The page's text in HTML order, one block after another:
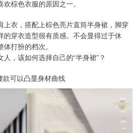
棕色衣服的原因之一。
上衣，搭配上棕色亮片直筒半身裙，脚穿
的穿衣造型很有质感。不会显得过于休
打扮的档次。
，该如何选择自己的“半身裙”？
可以凸显身材曲线